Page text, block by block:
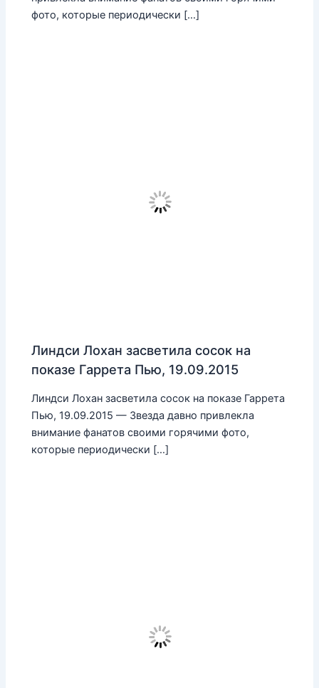
фото, которые периодически […]
Линдси Лохан засветила сосок на
показе Гаррета Пью, 19.09.2015
Линдси Лохан засветила сосок на показе Гаррета
Пью, 19.09.2015 — Звезда давно привлекла
внимание фанатов своими горячими фото,
которые периодически […]